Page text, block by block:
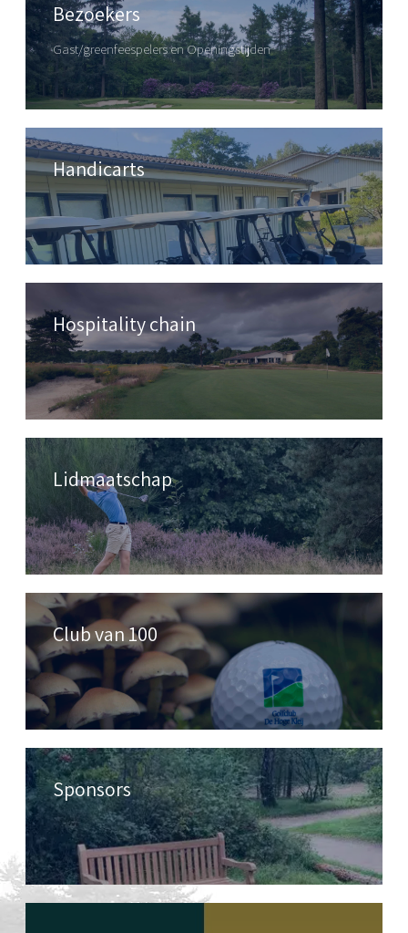
Bezoekers
Gast/greenfeespelers en Openingstijden
Handicarts
Hospitality chain
Lidmaatschap
Club van 100
Sponsors